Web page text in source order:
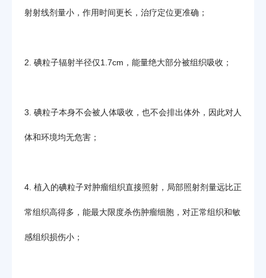
射射线剂量小，作用时间更长，治疗定位更准确；
2. 碘粒子辐射半径仅1.7cm，能量绝大部分被组织吸收；
3. 碘粒子本身不会被人体吸收，也不会排出体外，因此对人
体和环境均无危害；
4. 植入的碘粒子对肿瘤组织直接照射，局部照射剂量远比正
常组织高得多，能最大限度杀伤肿瘤细胞，对正常组织和敏
感组织损伤小；